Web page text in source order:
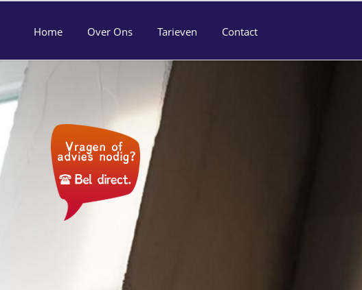
Home Over Ons Tarieven Contact